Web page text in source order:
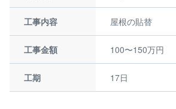
工事内容 屋根の貼替
工事金額 100〜150万円
工期 17日